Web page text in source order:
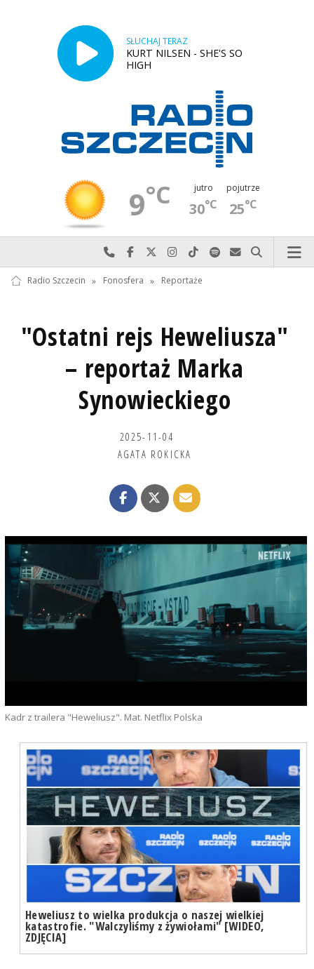
SŁUCHAJ TERAZ
KURT NILSEN - SHE'S SO
HIGH
9°C jutro
30°C
pojutrze
25°C
Najlepiej po prostu do nas zadzwoń
Odwiedź nas na Facebook-u
Odwiedź nas na X
Odwiedź nas na Instagram-ie
Odwiedź nas na TikTok-u
Szukaj nas na Spotify
Wyślij do nas
Szukaj
Radio Szczecin » Fonosfera » Reportaże
"Ostatni rejs Heweliusza"
– reportaż Marka
Synowieckiego
2025-11-04
AGATA ROKICKA
Kadr z trailera "Heweliusz". Mat. Netflix Polska
Heweliusz to wielka produkcja o naszej wielkiej
katastrofie. "Walczyliśmy z żywiołami" [WIDEO,
ZDJĘCIA]